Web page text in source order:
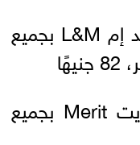
- السعر الرسمي لعبوة إل آند إم L&M بجميع
- السعر الرسمي لعبوة ميريت Merit بجميع